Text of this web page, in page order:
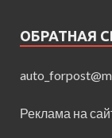
ОБРАТНАЯ
Реклама на